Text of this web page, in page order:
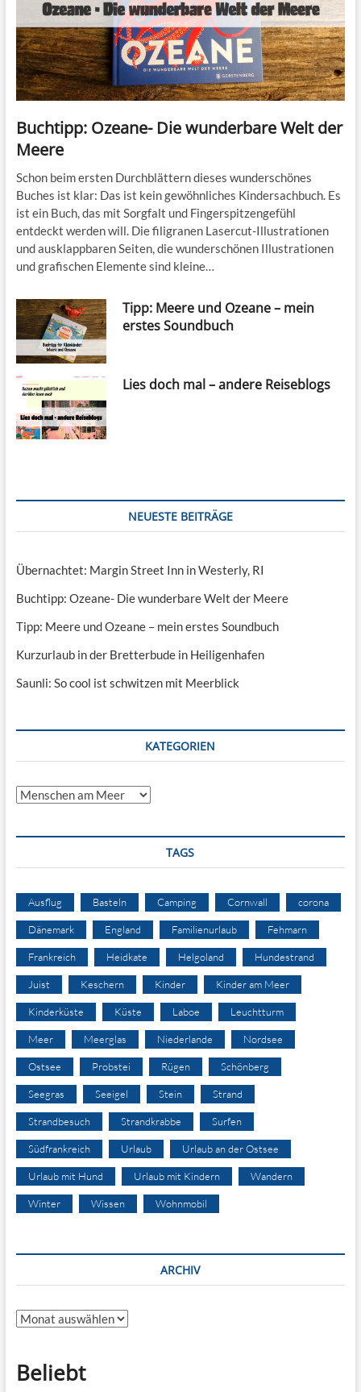
Buchtipp: Ozeane- Die wunderbare Welt der
Meere
Schon beim ersten Durchblättern dieses wunderschönes
Buches ist klar: Das ist kein gewöhnliches Kindersachbuch. Es
ist ein Buch, das mit Sorgfalt und Fingerspitzengefühl
entdeckt werden will. Die filigranen Lasercut-Illustrationen
und ausklappbaren Seiten, die wunderschönen Illustrationen
und grafischen Elemente sind kleine…
Tipp: Meere und Ozeane – mein
erstes Soundbuch
Lies doch mal – andere Reiseblogs
NEUESTE BEITRÄGE
Übernachtet: Margin Street Inn in Westerly, RI
Buchtipp: Ozeane- Die wunderbare Welt der Meere
Tipp: Meere und Ozeane – mein erstes Soundbuch
Kurzurlaub in der Bretterbude in Heiligenhafen
Saunli: So cool ist schwitzen mit Meerblick
KATEGORIEN
Kategorien
TAGS
Ausflug Basteln Camping Cornwall corona
Dänemark England Familienurlaub Fehmarn
Frankreich Heidkate Helgoland Hundestrand
Juist Keschern Kinder Kinder am Meer
Kinderküste Küste Laboe Leuchtturm
Meer Meerglas Niederlande Nordsee
Ostsee Probstei Rügen Schönberg
Seegras Seeigel Stein Strand
Strandbesuch Strandkrabbe Surfen
Südfrankreich Urlaub Urlaub an der Ostsee
Urlaub mit Hund Urlaub mit Kindern Wandern
Winter Wissen Wohnmobil
ARCHIV
Archiv
Beliebt